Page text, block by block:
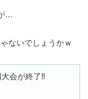
…
ないでしょうかｗ
会が終了‼️